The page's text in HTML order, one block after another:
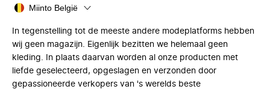
Miinto België
In tegenstelling tot de meeste andere modeplatforms hebben
wij geen magazijn. Eigenlijk bezitten we helemaal geen
kleding. In plaats daarvan worden al onze producten met
liefde geselecteerd, opgeslagen en verzonden door
gepassioneerde verkopers van 's werelds beste